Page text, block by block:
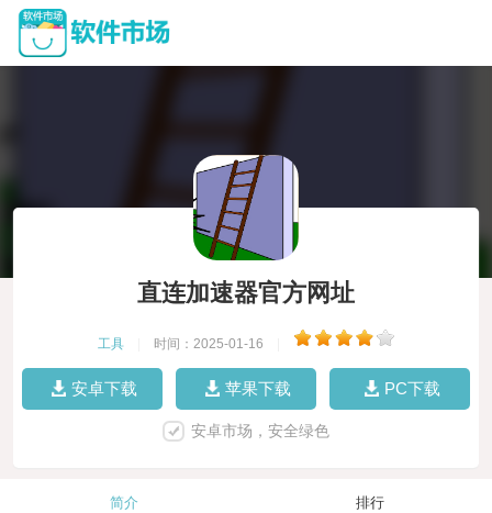
直连加速器官方网址
工具 时间：2025-01-16
安卓下载 苹果下载 PC下载
安卓市场，安全绿色
简介 排行